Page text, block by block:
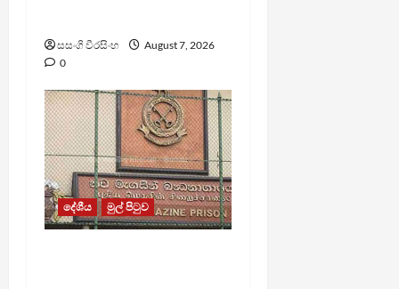
සසංගි වීරසිංහ
August 7, 2026
0
දේශීය මුල් පිටුව